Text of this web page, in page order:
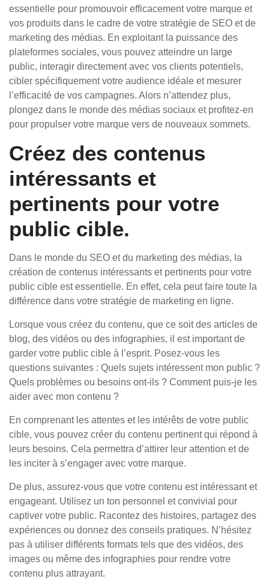
essentielle pour promouvoir efficacement votre marque et
vos produits dans le cadre de votre stratégie de SEO et de
marketing des médias. En exploitant la puissance des
plateformes sociales, vous pouvez atteindre un large
public, interagir directement avec vos clients potentiels,
cibler spécifiquement votre audience idéale et mesurer
l’efficacité de vos campagnes. Alors n’attendez plus,
plongez dans le monde des médias sociaux et profitez-en
pour propulser votre marque vers de nouveaux sommets.
Créez des contenus
intéressants et
pertinents pour votre
public cible.
Dans le monde du SEO et du marketing des médias, la
création de contenus intéressants et pertinents pour votre
public cible est essentielle. En effet, cela peut faire toute la
différence dans votre stratégie de marketing en ligne.
Lorsque vous créez du contenu, que ce soit des articles de
blog, des vidéos ou des infographies, il est important de
garder votre public cible à l’esprit. Posez-vous les
questions suivantes : Quels sujets intéressent mon public ?
Quels problèmes ou besoins ont-ils ? Comment puis-je les
aider avec mon contenu ?
En comprenant les attentes et les intérêts de votre public
cible, vous pouvez créer du contenu pertinent qui répond à
leurs besoins. Cela permettra d’attirer leur attention et de
les inciter à s’engager avec votre marque.
De plus, assurez-vous que votre contenu est intéressant et
engageant. Utilisez un ton personnel et convivial pour
captiver votre public. Racontez des histoires, partagez des
expériences ou donnez des conseils pratiques. N’hésitez
pas à utiliser différents formats tels que des vidéos, des
images ou même des infographies pour rendre votre
contenu plus attrayant.